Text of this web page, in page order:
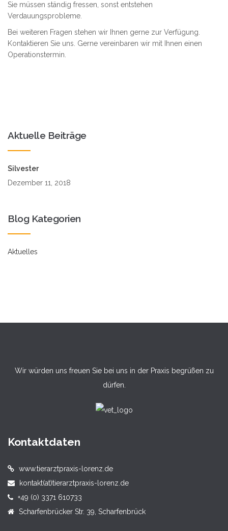
Sie müssen ständig fressen, sonst entstehen
Verdauungsprobleme.
Bei weiteren Fragen stehen wir Ihnen gerne zur Verfügung.
Kontaktieren Sie uns. Gerne vereinbaren wir mit Ihnen einen
Operationstermin.
Aktuelle Beiträge
Silvester
Dezember 11, 2018
Blog Kategorien
Aktuelles
Wir würden uns freuen Sie bei uns in der Praxis begrüßen zu
dürfen.
Kontaktdaten
www.tierarztpraxis-lorenz.de
kontakt(at)tierarztpraxis-lorenz.de
+49 (0) 3371 610733
Scharfenbrücker Str. 39, Scharfenbrück